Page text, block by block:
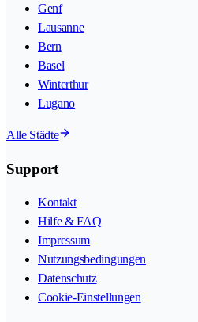
Genf
Lausanne
Bern
Basel
Winterthur
Lugano
Alle Städte
Support
Kontakt
Hilfe & FAQ
Impressum
Nutzungsbedingungen
Datenschutz
Cookie-Einstellungen